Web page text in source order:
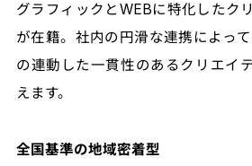
グラフィックとWEBに特化したク
が在籍。 社内の円滑な連携によっ
の連動した一貫性のあるクリエイ
えます。
全国基準の地域密着型